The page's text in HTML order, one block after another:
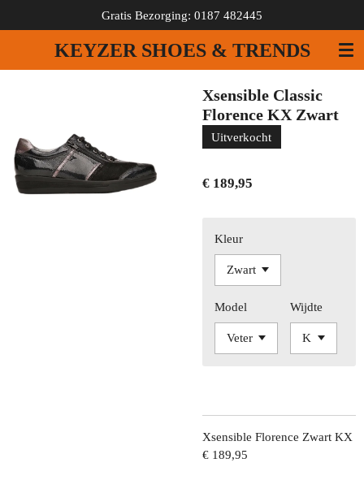
direct
de
KEYZER SHOES & TRENDS
Gratis Bezorging: 0187 482445
Xsensible Classic
Florence KX Zwart
Uitverkocht
€ 189,95
Kleur
Model Wijdte
Xsensible Florence Zwart KX
€ 189,95